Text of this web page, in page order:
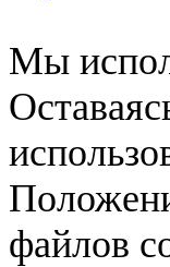
Мы
файлов